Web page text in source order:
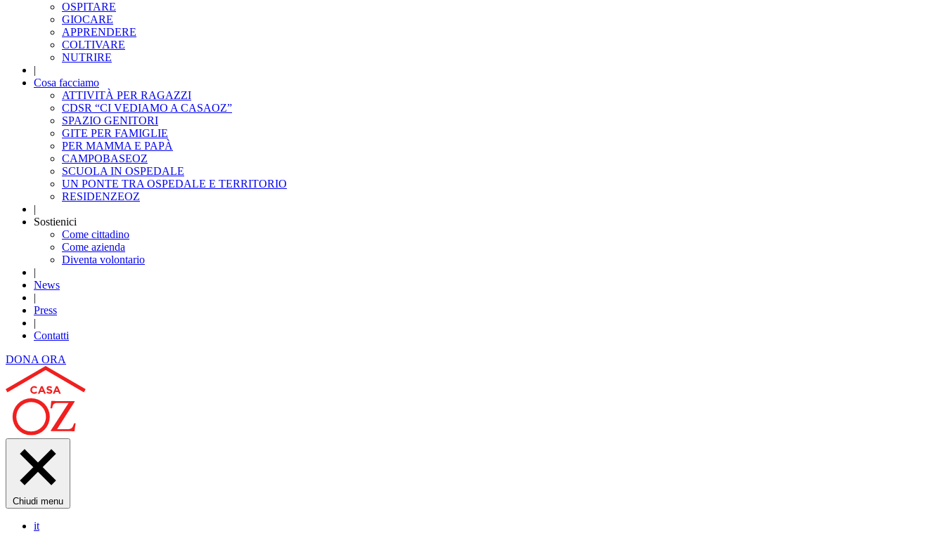
OSPITARE
GIOCARE
APPRENDERE
COLTIVARE
NUTRIRE
|
Cosa facciamo
ATTIVITÀ PER RAGAZZI
CDSR “CI VEDIAMO A CASAOZ”
SPAZIO GENITORI
GITE PER FAMIGLIE
PER MAMMA E PAPÀ
CAMPOBASEOZ
SCUOLA IN OSPEDALE
UN PONTE TRA OSPEDALE E TERRITORIO
RESIDENZEOZ
|
Sostienici
Come cittadino
Come azienda
Diventa volontario
|
News
|
Press
|
Contatti
DONA ORA
Chiudi menu
it